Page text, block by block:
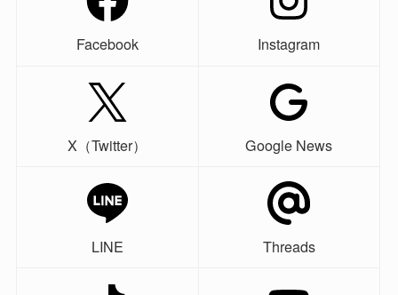
Facebook Instagram
X（Twitter） Google News
LINE Threads